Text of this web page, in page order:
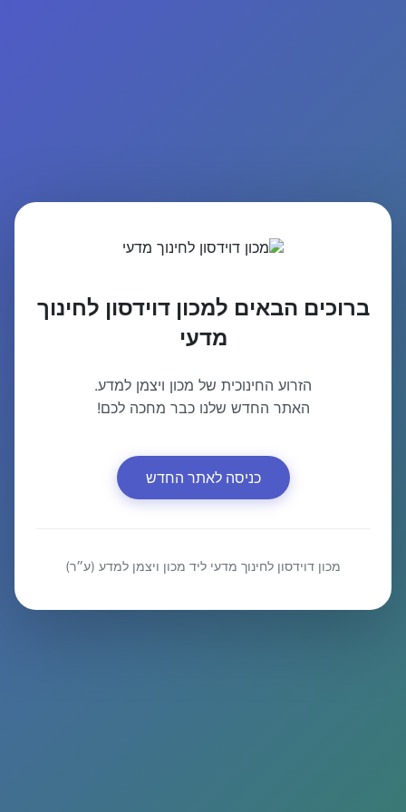
ברוכים הבאים למכון דוידסון לחינוך
מדעי
הזרוע החינוכית של מכון ויצמן למדע.
האתר החדש שלנו כבר מחכה לכם!
כניסה לאתר החדש
מכון דוידסון לחינוך מדעי ליד מכון ויצמן למדע (ע״ר)